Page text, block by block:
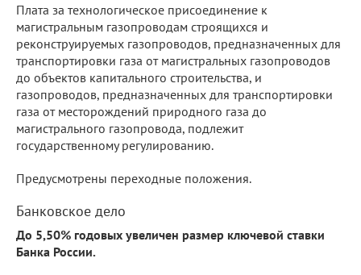
Плата за технологическое присоединение к
магистральным газопроводам строящихся и
реконструируемых газопроводов, предназначенных для
транспортировки газа от магистральных газопроводов
до объектов капитального строительства, и
газопроводов, предназначенных для транспортировки
газа от месторождений природного газа до
магистрального газопровода, подлежит
государственному регулированию.
Предусмотрены переходные положения.
Банковское дело
До 5,50% годовых увеличен размер ключевой ставки
Банка России.